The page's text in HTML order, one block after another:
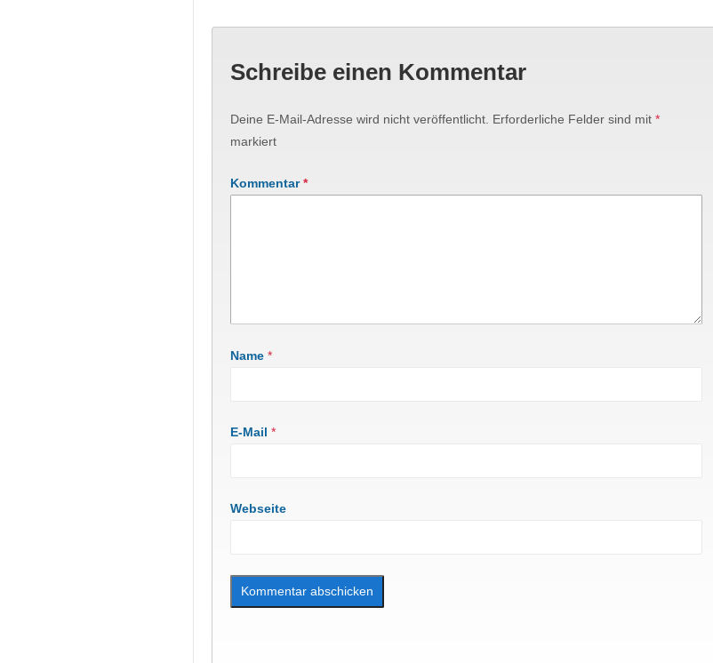
Schreibe einen Kommentar
Deine E-Mail-Adresse wird nicht veröffentlicht. Erforderliche Felder sind mit *
markiert
Kommentar*
Name *
E-Mail *
Webseite